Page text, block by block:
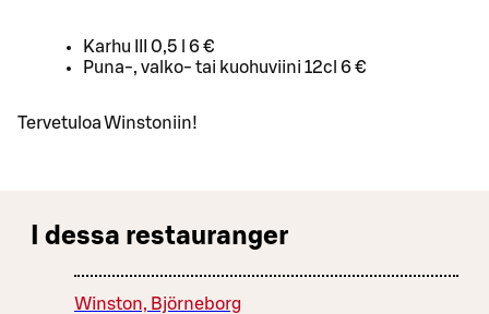
Karhu III 0,5 l 6 €
Puna-, valko- tai kuohuviini 12cl 6 €
Tervetuloa Winstoniin!
I dessa restauranger
Winston, Björneborg